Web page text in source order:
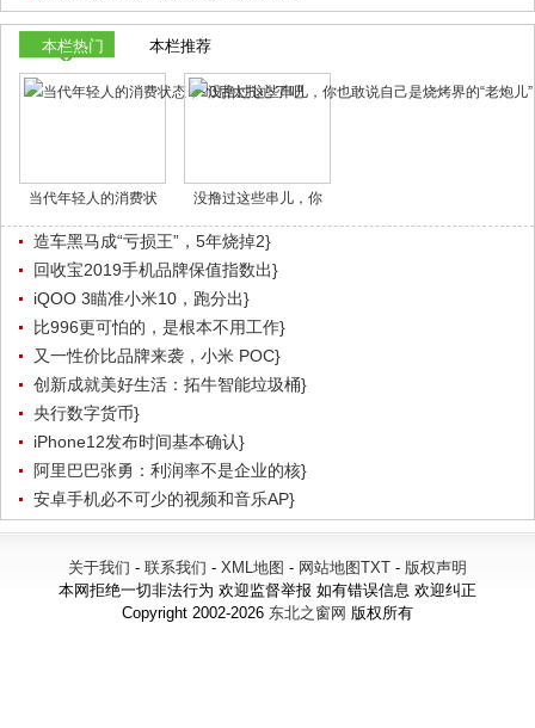
本栏热门 本栏推荐
当代年轻人的消费状 没撸过这些串儿，你
造车黑马成“亏损王”，5年烧掉2}
回收宝2019手机品牌保值指数出}
iQOO 3瞄准小米10，跑分出}
比996更可怕的，是根本不用工作}
又一性价比品牌来袭，小米 POC}
创新成就美好生活：拓牛智能垃圾桶}
央行数字货币}
iPhone12发布时间基本确认}
阿里巴巴张勇：利润率不是企业的核}
安卓手机必不可少的视频和音乐AP}
关于我们 - 联系我们 - XML地图 - 网站地图TXT - 版权声明
本网拒绝一切非法行为 欢迎监督举报 如有错误信息 欢迎纠正
Copyright 2002-2026 东北之窗网 版权所有